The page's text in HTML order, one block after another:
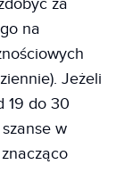
na
Jeżeli
19 do 30
w